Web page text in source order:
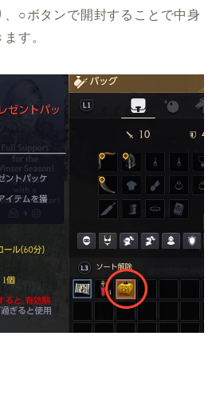
、○ボタンで開封することで中身
す。